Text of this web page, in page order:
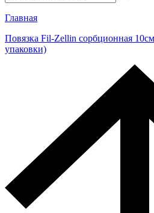
Главная
Повязка Fil-Zellin сорбционная
упаковки)